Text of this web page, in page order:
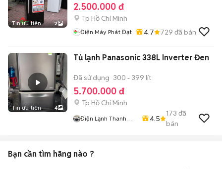
Tin ưu tiên 2
2.500.000 đ
Tp Hồ Chí Minh
Điện Máy Phát Đạt 4.7 729 đã bán
Tin ưu tiên 4
Tủ lạnh Panasonic 338L Inverter Đen
Đã sử dụng 300 - 399 lít
5.700.000 đ
Tp Hồ Chí Minh
Điện Lạnh Thanh
4.5
173 đã
bán
Bạn cần tìm hãng nào ?